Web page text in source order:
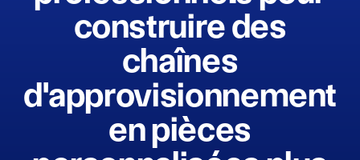
construire des
chaînes
d'approvisionnement
en pièces